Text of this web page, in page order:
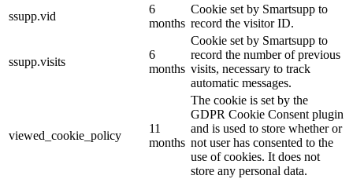
ssupp.vid
6
months
Cookie set by Smartsupp to
record the visitor ID.
ssupp.visits
6
months
Cookie set by Smartsupp to
record the number of previous
visits, necessary to track
automatic messages.
viewed_cookie_policy
11
months
The cookie is set by the
GDPR Cookie Consent plugin
and is used to store whether or
not user has consented to the
use of cookies. It does not
store any personal data.